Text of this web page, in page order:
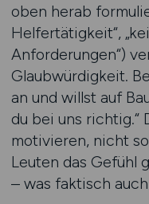
oben herab
Helfertätigkeit“,
Anforderungen“)
Glaubwürdigkeit.
an und willst auf
du bei uns richtig.“
motivieren, nicht
Leuten das Gefühl
– was faktisch